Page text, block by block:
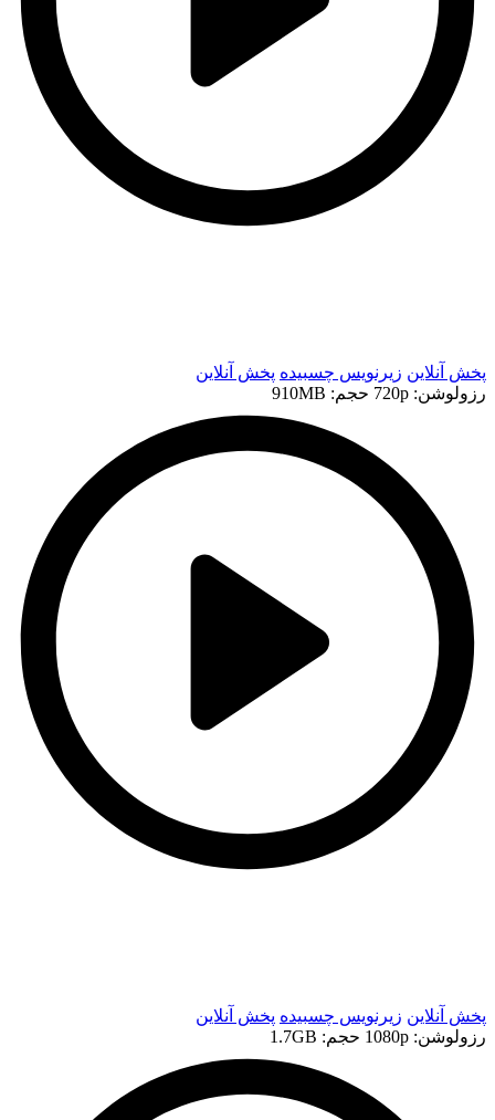
پخش آنلاین زیرنویس چسبیده پخش آنلاین
رزولوشن: 720p
حجم: 910MB
پخش آنلاین زیرنویس چسبیده پخش آنلاین
رزولوشن: 1080p
حجم: 1.7GB